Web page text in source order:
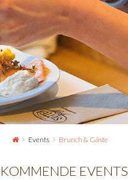
Events Brunch & Gäste
KOMMENDE EVENTS